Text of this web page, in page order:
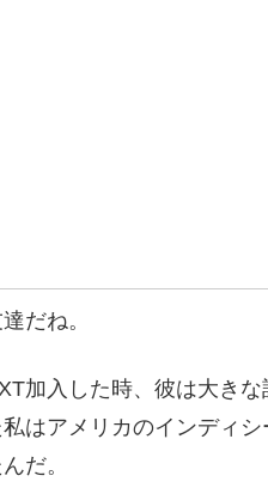
だね。
加入した時、彼は大き
はアメリカのインディ
だ。